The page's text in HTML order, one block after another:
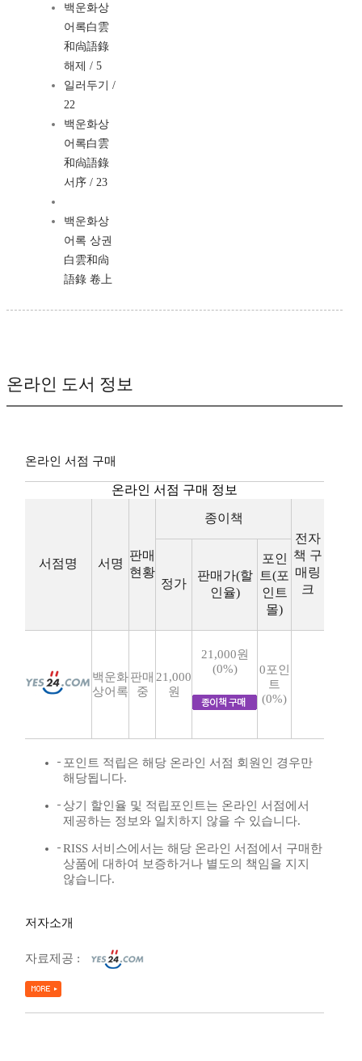
백운화상
어록白雲
和尙語錄
해제 / 5
일러두기 /
22
백운화상
어록白雲
和尙語錄
서序 / 23
백운화상
어록 상권
白雲和尙
語錄 卷上
온라인 도서 정보
온라인 서점 구매
온라인 서점 구매 정보
서점명 서명
판매
현황
종이책
전자
책 구
매링
크
정가
판매가(할
인율)
포인
트(포
인트
몰)
백운화
상어록
판매
중
21,000
원
21,000원
(0%)
0포인
트
(0%)
포인트 적립은 해당 온라인 서점 회원인 경우만
해당됩니다.
상기 할인율 및 적립포인트는 온라인 서점에서
제공하는 정보와 일치하지 않을 수 있습니다.
RISS 서비스에서는 해당 온라인 서점에서 구매한
상품에 대하여 보증하거나 별도의 책임을 지지
않습니다.
저자소개
자료제공 :